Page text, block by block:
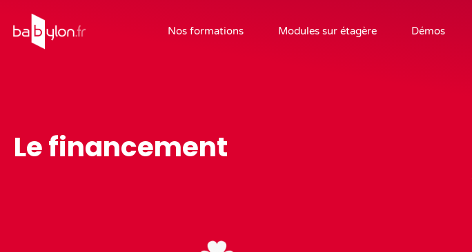
Nos formations Modules sur étagère Démos
Le financement